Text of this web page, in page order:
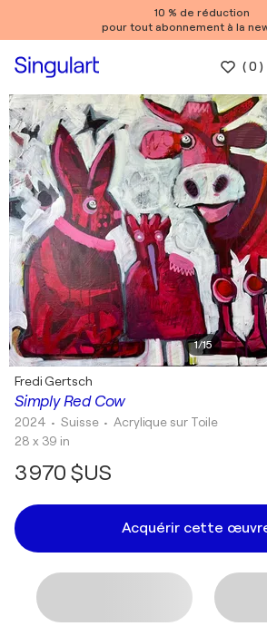
10 % de réduction
pour tout abonnement à la
(0 )
1/15
Simply Red Cow
Fredi Gertsch
2024 • Suisse •Acrylique sur Toile
28 x 39 in
3 970 $US
Acquérir cette